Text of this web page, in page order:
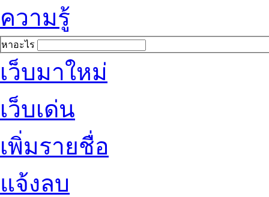
ความรู้
หาอะไร
เว็บมาใหม่
เว็บเด่น
เพิ่มรายชื่อ
แจ้งลบ